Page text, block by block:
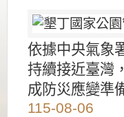
依據中央氣象
持續接近臺灣
成防災應變準
115-08-06